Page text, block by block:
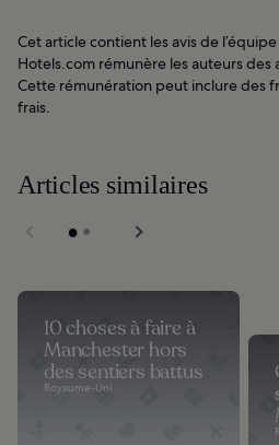
Cet article contient les avis de
Hotels.com rémunère les auteurs des
Cette rémunération peut inclure des
frais.
Articles similaires
10 choses à faire à
Manchester hors
des sentiers battus
Royaume-Uni